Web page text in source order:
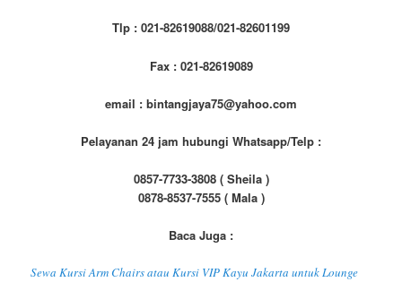
Tlp : 021-82619088/021-82601199
Fax : 021-82619089
email : bintangjaya75@yahoo.com
Pelayanan 24 jam hubungi Whatsapp/Telp :
0857-7733-3808 ( Sheila )
0878-8537-7555 ( Mala )
Baca Juga :
Sewa Kursi Arm Chairs atau Kursi VIP Kayu Jakarta untuk Lounge